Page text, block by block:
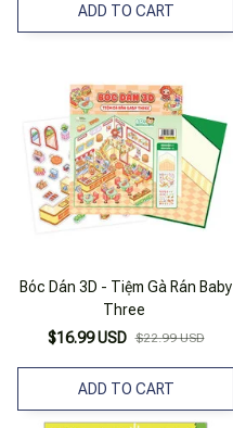
ADD TO CART
Bóc Dán 3D - Tiệm Gà Rán Baby
Three
$16.99 USD $22.99 USD
ADD TO CART